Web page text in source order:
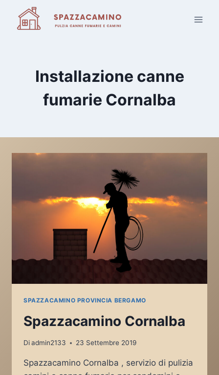
contenuto
Installazione canne
fumarie Cornalba
SPAZZACAMINO PROVINCIA BERGAMO
Spazzacamino Cornalba
Diadmin2133 23 Settembre 2019
Spazzacamino Cornalba , servizio di pulizia